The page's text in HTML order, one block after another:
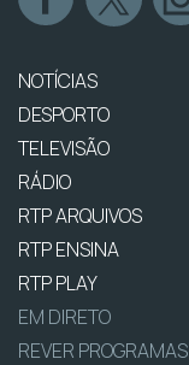
NOTÍCIAS
DESPORTO
TELEVISÃO
RÁDIO
RTP ARQUIVOS
RTP ENSINA
RTP PLAY
EM DIRETO
REVER PROGRAMAS